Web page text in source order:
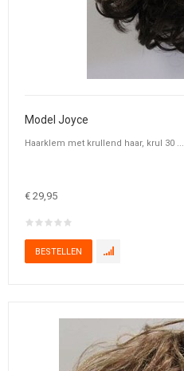
Model Joyce
Haarklem met krullend haar, krul 30 ...
€ 29,95